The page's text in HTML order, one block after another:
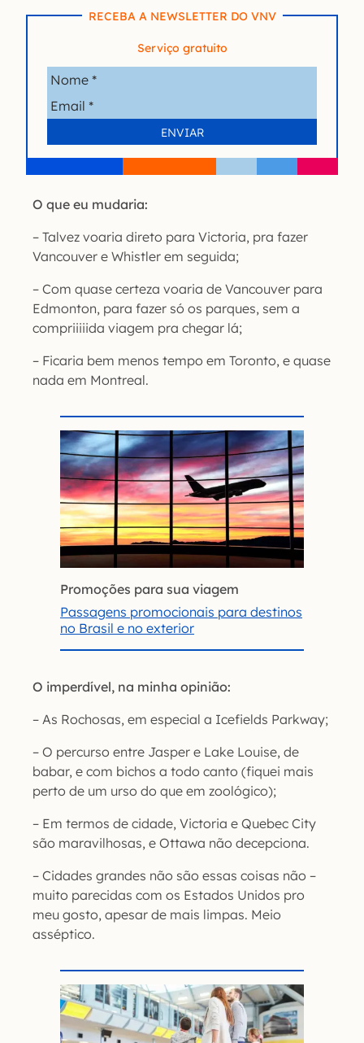
RECEBA A NEWSLETTER DO VNV
Serviço gratuito
O que eu mudaria:
– Talvez voaria direto para Victoria, pra fazer
Vancouver e Whistler em seguida;
– Com quase certeza voaria de Vancouver para
Edmonton, para fazer só os parques, sem a
compriiiiida viagem pra chegar lá;
– Ficaria bem menos tempo em Toronto, e quase
nada em Montreal.
Promoções para sua viagem
Passagens promocionais para destinos
no Brasil e no exterior
O imperdível, na minha opinião:
– As Rochosas, em especial a Icefields Parkway;
– O percurso entre Jasper e Lake Louise, de
babar, e com bichos a todo canto (fiquei mais
perto de um urso do que em zoológico);
– Em termos de cidade, Victoria e Quebec City
são maravilhosas, e Ottawa não decepciona.
– Cidades grandes não são essas coisas não –
muito parecidas com os Estados Unidos pro
meu gosto, apesar de mais limpas. Meio
asséptico.